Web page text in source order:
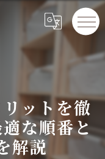
ットを徹
な順番と
解説